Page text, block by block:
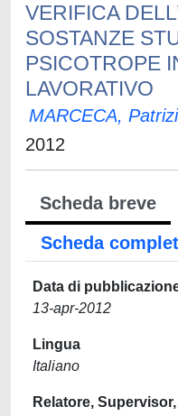
VERIFICA
SOSTANZE
PSICOTROPE
LAVORATIVO
MARCECA,
2012
Scheda breve
Scheda
Data di
13-apr-2012
Lingua
Italiano
Relatore,